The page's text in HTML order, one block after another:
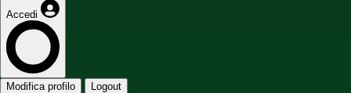
Accedi
Modifica profilo Logout